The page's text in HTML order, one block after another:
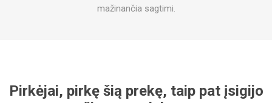
mažinančia sagtimi.
Pirkėjai, pirkę šią prekę, taip pat įsigijo